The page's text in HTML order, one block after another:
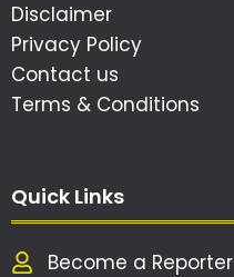
Disclaimer
Privacy Policy
Contact us
Terms & Conditions
Quick Links
Become a Reporter